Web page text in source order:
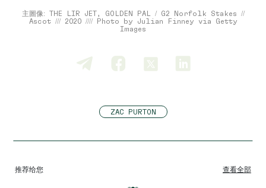
主圖像: THE LIR JET, GOLDEN PAL / G2 Norfolk Stakes //
Ascot /// 2020 //// Photo by Julian Finney via Getty
Images
ZAC PURTON
推荐给您 查看全部